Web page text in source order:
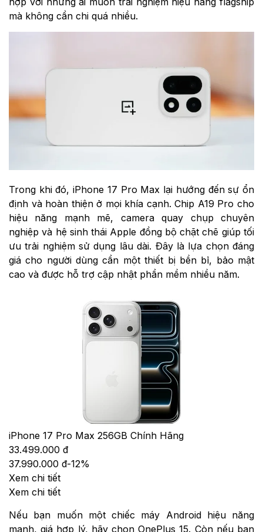
người dùng khác nhau. OnePlus 15 nổi bật với chip
Snapdragon 8 Elite Gen 5 mạnh mẽ, khả năng sạc
Đây là lựa chọn lý tưởng cho người dùng yêu thích
hiệu năng cao, muốn một thiết bị Android có pin tốt,
sạc siêu nhanh và khả năng tùy biến linh hoạt. Ngoài
ra, giá bán của OnePlus 15 cũng “dễ chịu” hơn, phù
mà không cần chi quá nhiều.
Trong khi đó, iPhone 17 Pro Max lại hướng đến sự ổn
định và hoàn thiện ở mọi khía cạnh. Chip A19 Pro cho
hiệu năng mạnh mẽ, camera quay chụp chuyên
nghiệp và hệ sinh thái Apple đồng bộ chặt chẽ giúp tối
ưu trải nghiệm sử dụng lâu dài. Đây là lựa chọn đáng
giá cho người dùng cần một thiết bị bền bỉ, bảo mật
cao và được hỗ trợ cập nhật phần mềm nhiều năm.